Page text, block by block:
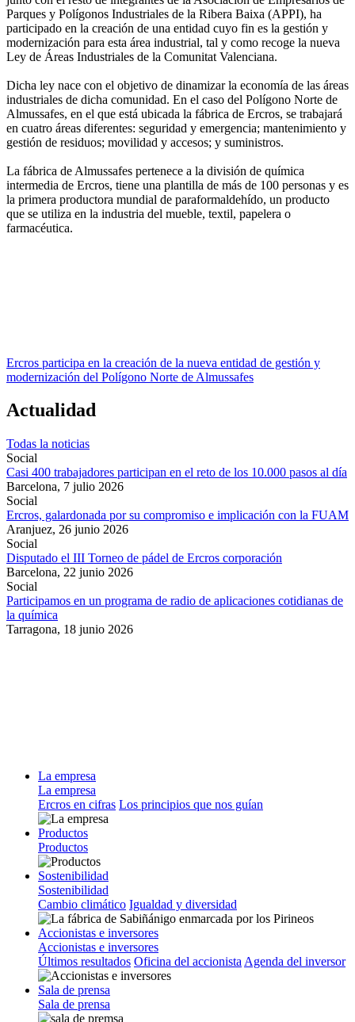
Parques y Polígonos Industriales de la Ribera Baixa (APPI), ha
participado en la creación de una entidad cuyo fin es la gestión y
modernización para esta área industrial, tal y como recoge la nueva
Ley de Áreas Industriales de la Comunitat Valenciana.
Dicha ley nace con el objetivo de dinamizar la economía de las áreas
industriales de dicha comunidad. En el caso del Polígono Norte de
Almussafes, en el que está ubicada la fábrica de Ercros, se trabajará
en cuatro áreas diferentes: seguridad y emergencia; mantenimiento y
gestión de residuos; movilidad y accesos; y suministros.
La fábrica de Almussafes pertenece a la división de química
intermedia de Ercros, tiene una plantilla de más de 100 personas y es
la primera productora mundial de paraformaldehído, un producto
que se utiliza en la industria del mueble, textil, papelera o
farmacéutica.
Ercros participa en la creación de la nueva entidad de gestión y
modernización del Polígono Norte de Almussafes
Actualidad
Todas la noticias
Social
Casi 400 trabajadores participan en el reto de los 10.000 pasos al día
Barcelona, 7 julio 2026
Social
Ercros, galardonada por su compromiso e implicación con la FUAM
Aranjuez, 26 junio 2026
Social
Disputado el III Torneo de pádel de Ercros corporación
Barcelona, 22 junio 2026
Social
Participamos en un programa de radio de aplicaciones cotidianas de
la química
Tarragona, 18 junio 2026
La empresa
La empresa
Ercros en cifras Los principios que nos guían
Productos
Productos
Sostenibilidad
Sostenibilidad
Cambio climático Igualdad y diversidad
Accionistas e inversores
Accionistas e inversores
Últimos resultados Oficina del accionista Agenda del inversor
Sala de prensa
Sala de prensa